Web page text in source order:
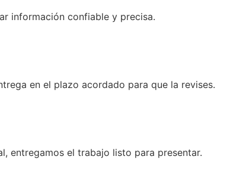
información confiable y precisa.
en el plazo acordado para que la revises.
entregamos el trabajo listo para presentar.